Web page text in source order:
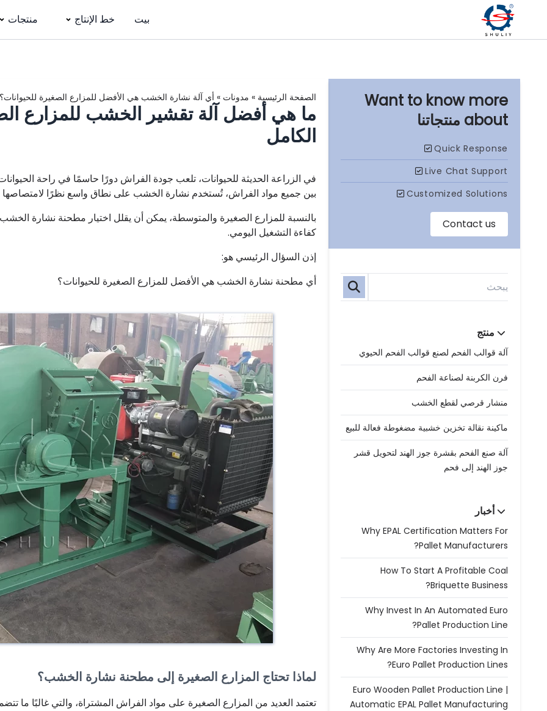
بيت خط الإنتاج منتجات
منتجاتنا
منتج
آلة قوالب الفحم لصنع قوالب الفحم الحيوي
فرن الكربنة لصناعة الفحم
منشار قرصي لقطع الخشب
ماكينة نقالة تخزين خشبية مضغوطة فعالة للبيع
آلة صنع الفحم بقشرة جوز الهند لتحويل قشر
جوز الهند إلى فحم
أخبار
Why EPAL Certification Matters For
Pallet Manufacturers?
How To Start A Profitable Coal
Briquette Business?
Why Invest In An Automated Euro
Pallet Production Line?
Why Are More Factories Investing In
Euro Pallet Production Lines?
Euro Wooden Pallet Production Line |
Automatic EPAL Pallet Manufacturing
الصفحة الرئيسية » مدونات » أي آلة نشارة الخشب هي الأفضل للمزارع الصغيرة
ما هي أفضل آلة تقشير الخشب للمزارع
الكامل
في الزراعة الحديثة للحيوانات، تلعب جودة الفراش دورًا حاسمًا في راحة
بين جميع مواد الفراش، تُستخدم نشارة الخشب على نطاق واسع نظرًا لامتصاصها
بالنسبة للمزارع الصغيرة والمتوسطة، يمكن أن يقلل اختيار مطحنة نشارة
كفاءة التشغيل اليومي.
إذن السؤال الرئيسي هو:
أي مطحنة نشارة الخشب هي الأفضل للمزارع الصغيرة للحيوانات؟
لماذا تحتاج المزارع الصغيرة إلى مطحنة نشارة الخشب؟
تعتمد العديد من المزارع الصغيرة على مواد الفراش المشتراة، والتي غالبًا ما